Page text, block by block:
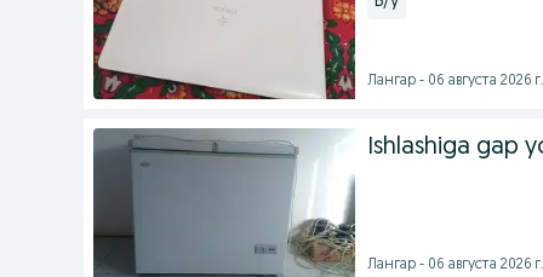
Лангар - 06 августа 2026 г.
Ishlashiga gap
Лангар - 06 августа 2026 г.